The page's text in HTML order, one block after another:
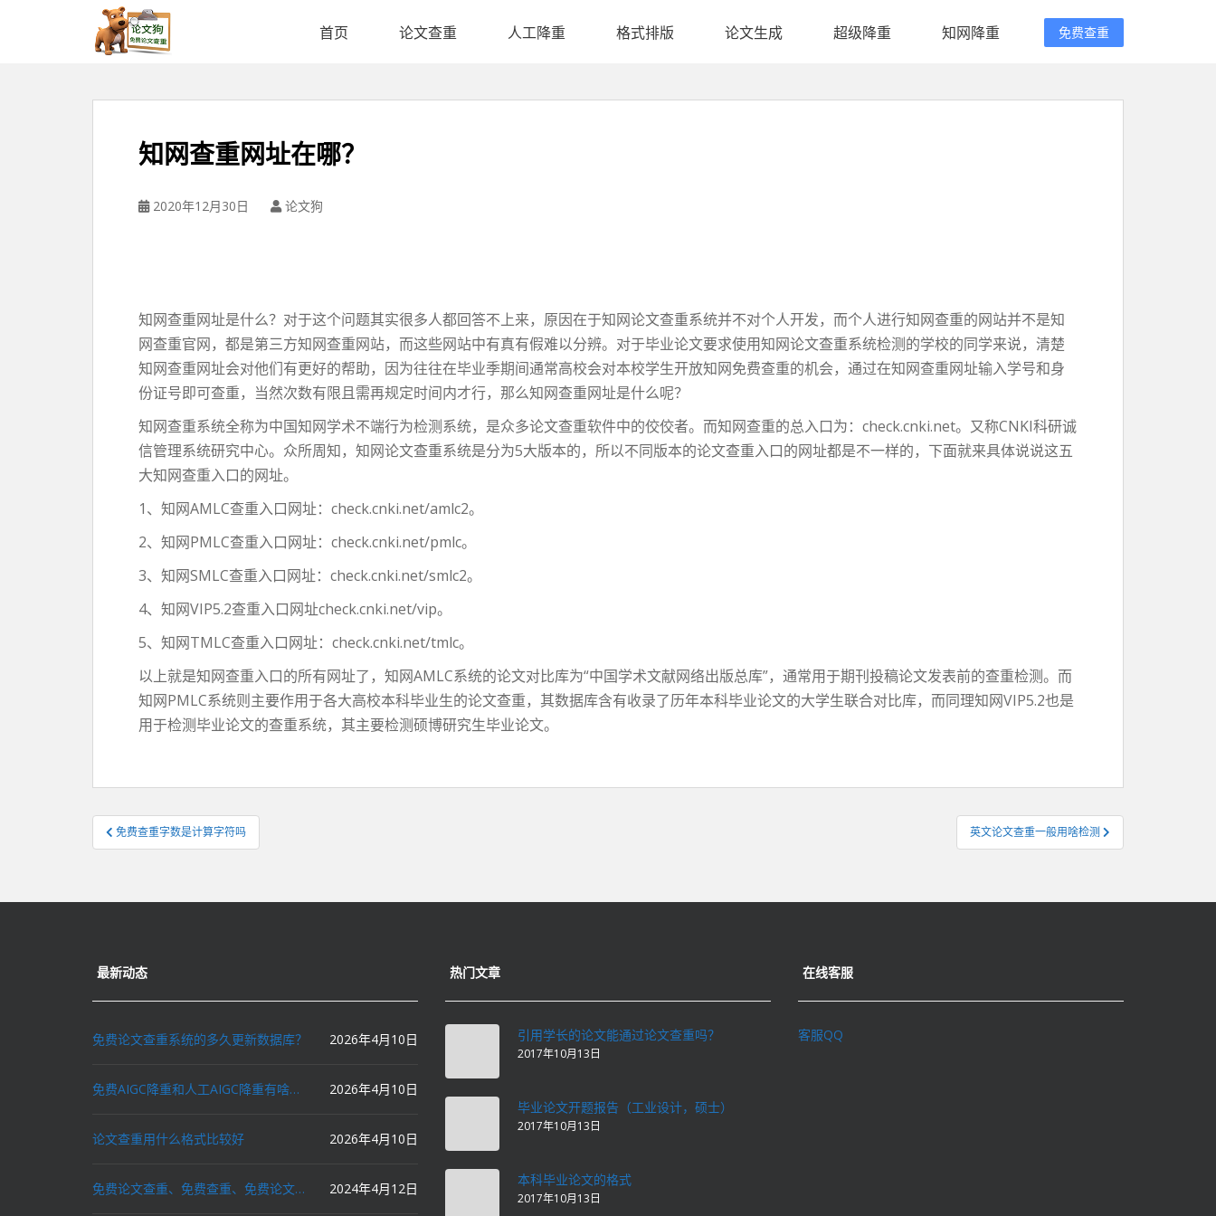
首页 论文查重 人工降重 格式排版 论文生成 超级降重 知网降重 免费查重
知网查重网址在哪？
2020年12月30日 论文狗
知网查重网址是什么？对于这个问题其实很多人都回答不上来，原因在于知网论文查重系统并不对个人开发，而个人进行知网查重的网站并不是知
网查重官网，都是第三方知网查重网站，而这些网站中有真有假难以分辨。对于毕业论文要求使用知网论文查重系统检测的学校的同学来说，清楚
知网查重网址会对他们有更好的帮助，因为往往在毕业季期间通常高校会对本校学生开放知网免费查重的机会，通过在知网查重网址输入学号和身
份证号即可查重，当然次数有限且需再规定时间内才行，那么知网查重网址是什么呢？
知网查重系统全称为中国知网学术不端行为检测系统，是众多论文查重软件中的佼佼者。而知网查重的总入口为：check.cnki.net。又称CNKI科研诚
信管理系统研究中心。众所周知，知网论文查重系统是分为5大版本的，所以不同版本的论文查重入口的网址都是不一样的，下面就来具体说说这五
大知网查重入口的网址。
1、知网AMLC查重入口网址：check.cnki.net/amlc2。
2、知网PMLC查重入口网址：check.cnki.net/pmlc。
3、知网SMLC查重入口网址：check.cnki.net/smlc2。
4、知网VIP5.2查重入口网址check.cnki.net/vip。
5、知网TMLC查重入口网址：check.cnki.net/tmlc。
以上就是知网查重入口的所有网址了，知网AMLC系统的论文对比库为“中国学术文献网络出版总库”，通常用于期刊投稿论文发表前的查重检测。而
知网PMLC系统则主要作用于各大高校本科毕业生的论文查重，其数据库含有收录了历年本科毕业论文的大学生联合对比库，而同理知网VIP5.2也是
用于检测毕业论文的查重系统，其主要检测硕博研究生毕业论文。
文
章
航
免费查重字数是计算字符吗 英文论文查重一般用啥检测
最新动态
免费论文查重系统的多久更新数据库？ 2026年4月10日
免费AIGC降重和人工AIGC降重有啥区别？ 2026年4月10日
论文查重用什么格式比较好 2026年4月10日
免费论文查重、免费查重、免费论文降重、免费降重、智能降重、一键降重、降低AIGC写作率、AI写论文，这些名词你了解吗？ 2024年4月12日
热门文章
引用学长的论文能通过论文查重吗？
2017年10月13日
毕业论文开题报告（工业设计，硕士）
2017年10月13日
本科毕业论文的格式
2017年10月13日
在线客服
客服QQ